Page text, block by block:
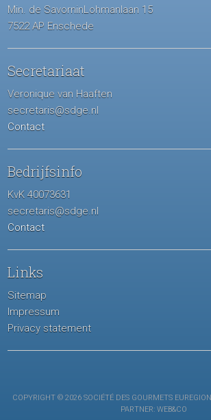
Min. de SavorninLohmanlaan 15
7522 AP Enschede
Secretariaat
Veronique van Haaften
secretaris@sdge.nl
Contact
Bedrijfsinfo
KvK 40073631
secretaris@sdge.nl
Contact
Links
Sitemap
Impressum
Privacy statement
COPYRIGHT © 2026 SOCIÉTÉ DES GOURMETS
PARTNER: WEB&CO